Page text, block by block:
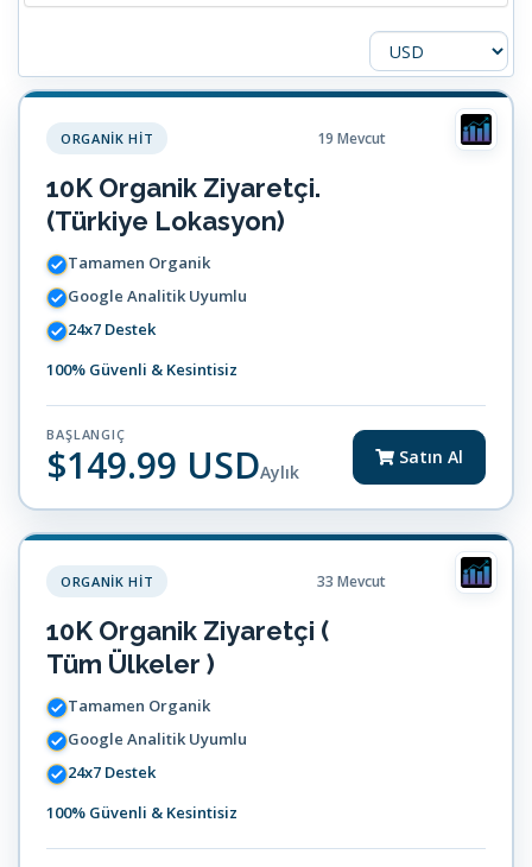
ORGANIK HIT 19 Mevcut
10K Organik Ziyaretçi.
(Türkiye Lokasyon)
Tamamen Organik
Google Analitik Uyumlu
24x7 Destek
100% Güvenli & Kesintisiz
BAŞLANGIÇ
$149.99 USDAylık
Satın Al
ORGANIK HIT 33 Mevcut
10K Organik Ziyaretçi (
Tüm Ülkeler )
Tamamen Organik
Google Analitik Uyumlu
24x7 Destek
100% Güvenli & Kesintisiz